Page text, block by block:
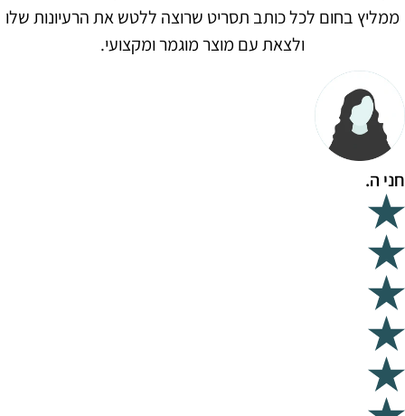
ממליץ בחום לכל כותב תסריט שרוצה ללטש את הרעיונות שלו
ולצאת עם מוצר מוגמר ומקצועי.
חני ה.